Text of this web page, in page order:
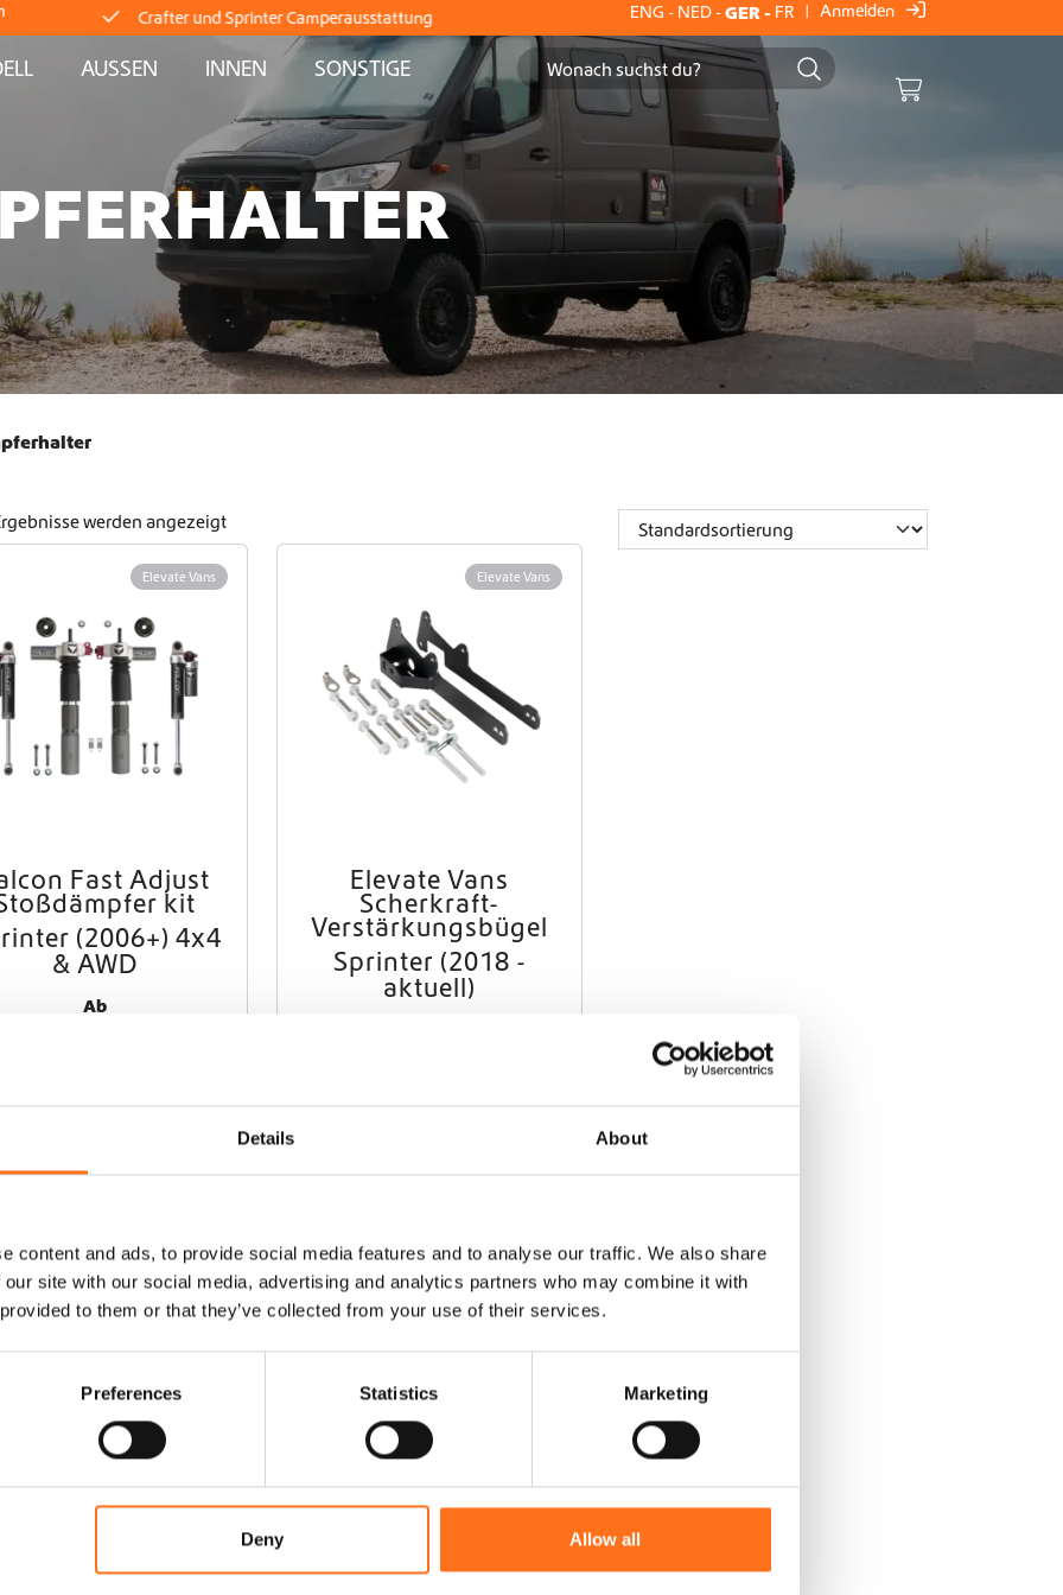
Details About
content and ads, to provide social media features and to analyse our traffic. We also share
site with our social media, advertising and analytics partners who may combine it with
to them or that they’ve collected from your use of their services.
Preferences Statistics Marketing
Deny Allow all
Lieferung direkt ab Lager
Weltweiter Versand
Crafter und Sprinter Camperausstattung
Lieferung direkt ab Lager
Weltweiter Versand
Weltweiter Versand
Crafter und Sprinter Camperausstattung
ENG - NED -GER - FR | Anmelden
AUSSEN INNEN
SONSTIGE
Cart
werden angezeigt
Elevate Vans
Fast Adjust
kit
(2006+) 4x4
& AWD
Ab
vorrätig und nicht verfügbar.
Elevate Vans
Elevate Vans
Scherkraft-
Verstärkungsbügel
Sprinter (2018 -
aktuell)